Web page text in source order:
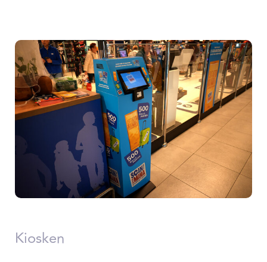
Kiosken